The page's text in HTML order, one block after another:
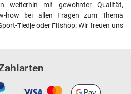
weiterhin mit gewohnter Qualität,
how bei allen Fragen zum Thema
Tiedje oder Fitshop: Wir freuen uns